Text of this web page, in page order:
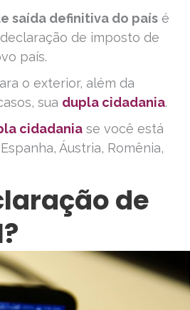
saída definitiva do país é
de imposto de
país.
o exterior, além da
sua dupla cidadania.
cidadania se você está
Áustria, Romênia,
de